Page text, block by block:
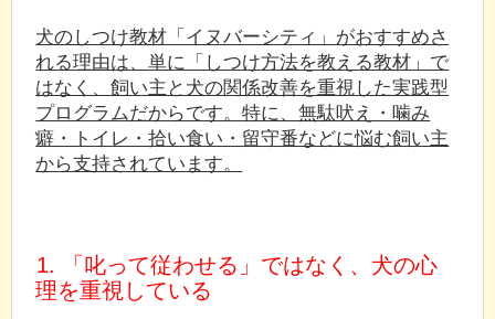
犬のしつけ教材「イヌバーシティ」がおすすめさ
れる理由は、単に「しつけ方法を教える教材」で
はなく、飼い主と犬の関係改善を重視した実践型
プログラムだからです。特に、無駄吠え・噛み
癖・トイレ・拾い食い・留守番などに悩む飼い主
から支持されています。
1. 「叱って従わせる」ではなく、犬の心
理を重視している